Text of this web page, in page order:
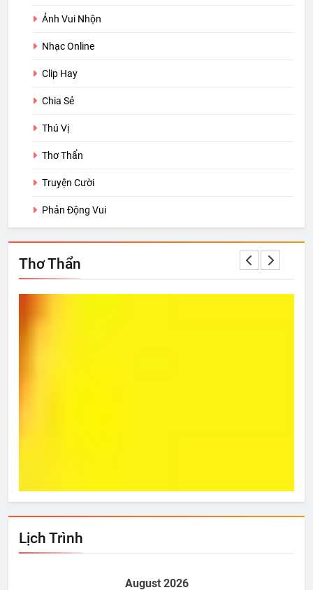
Ảnh Vui Nhộn
Nhạc Online
Clip Hay
Chia Sẻ
Thú Vị
Thơ Thẩn
Truyện Cười
Phản Động Vui
Thơ Thẩn
Lịch Trình
August 2026